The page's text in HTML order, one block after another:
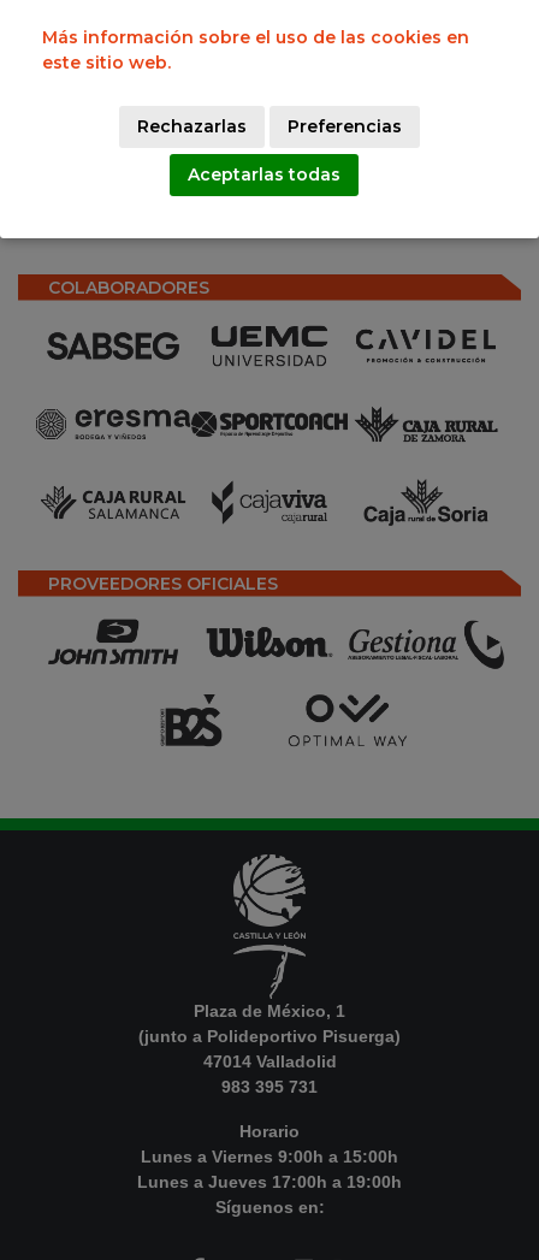
SOCIOS
COLABORADORES
PROVEEDORES OFICIALES
Plaza de México, 1
(junto a Polideportivo Pisuerga)
47014 Valladolid
983 395 731
Horario
Lunes a Viernes 9:00h a 15:00h
Lunes a Jueves 17:00h a 19:00h
Síguenos en:
Más información sobre el uso de las cookies en
este sitio web.
Rechazarlas Preferencias
Aceptarlas todas